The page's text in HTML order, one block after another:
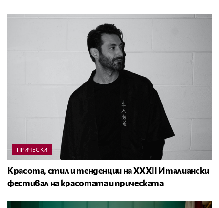
ПРИЧЕСКИ
Красота, стил и тенденции на XXXII Италиански
фестивал на красотата и прическата